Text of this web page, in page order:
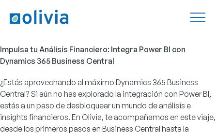
Impulsa tu Análisis Financiero: Integra Power BI con
Dynamics 365 Business Central
¿Estás aprovechando al máximo Dynamics 365 Business
Central? Si aún no has explorado la integración con Power BI,
estás a un paso de desbloquear un mundo de análisis e
insights financieros. En Olivia, te acompañamos en este viaje,
desde los primeros pasos en Business Central hasta la